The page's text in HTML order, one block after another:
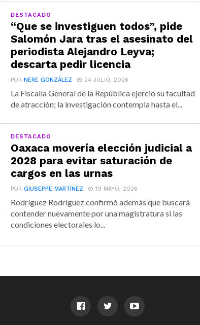
DESTACADO
“Que se investiguen todos”, pide
Salomón Jara tras el asesinato del
periodista Alejandro Leyva;
descarta pedir licencia
PORNERE GONZÁLEZ 24 JULIO, 2026
La Fiscalía General de la República ejerció su facultad
de atracción; la investigación contempla hasta el...
DESTACADO
Oaxaca movería elección judicial a
2028 para evitar saturación de
cargos en las urnas
PORGIUSEPPE MARTÍNEZ 19 MAYO, 2026
Rodríguez Rodríguez confirmó además que buscará
contender nuevamente por una magistratura si las
condiciones electorales lo...